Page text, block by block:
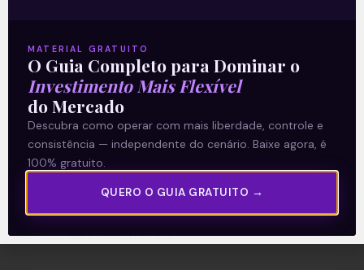
Termos e Condições
Política de Privacidade
Explore
Artigos
E Eu Com Isso?
Vídeos no Youtube
Manuais de Investimento
MATERIAL GRATUITO
O Guia Completo para Dominar o
Investimento Mais Flexível
do Mercado
Descubra como operar com mais liberdade, controle e
consistência — independente do cenário. Baixe agora, é
100% gratuito.
QUERO O GUIA GRATUITO →